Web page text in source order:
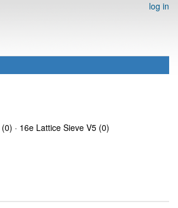
log in
(0) · 16e Lattice Sieve V5 (0)